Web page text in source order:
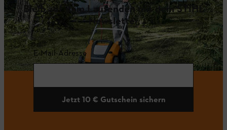
Bleib auf dem Laufenden mit dem STIHL
Newsletter
E-Mail-Adresse
Jetzt 10 € Gutschein sichern